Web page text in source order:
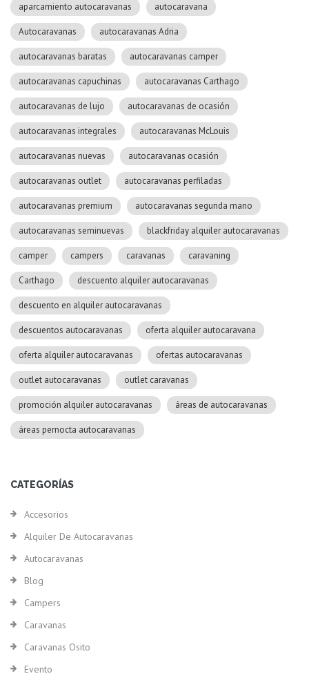
aparcamiento autocaravanas autocaravana
Autocaravanas autocaravanas Adria
autocaravanas baratas autocaravanas camper
autocaravanas capuchinas autocaravanas Carthago
autocaravanas de lujo autocaravanas de ocasión
autocaravanas integrales autocaravanas McLouis
autocaravanas nuevas autocaravanas ocasión
autocaravanas outlet autocaravanas perfiladas
autocaravanas premium autocaravanas segunda mano
autocaravanas seminuevas blackfriday alquiler autocaravanas
camper campers caravanas caravaning
Carthago descuento alquiler autocaravanas
descuento en alquiler autocaravanas
descuentos autocaravanas oferta alquiler autocaravana
oferta alquiler autocaravanas ofertas autocaravanas
outlet autocaravanas outlet caravanas
promoción alquiler autocaravanas áreas de autocaravanas
áreas pernocta autocaravanas
CATEGORÍAS
Accesorios
Alquiler De Autocaravanas
Autocaravanas
Blog
Campers
Caravanas
Caravanas Osito
Evento